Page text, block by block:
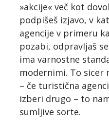
»akcije« več kot
podpišeš izjavo, v
agencije v primeru
pozabi, odpravljaš
ima varnostne
modernimi. To sicer
– če turistična
izberi drugo – to
sumljive sorte.